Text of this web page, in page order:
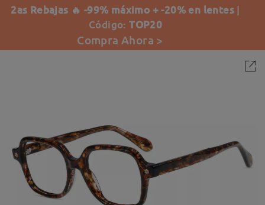
2as Rebajas 🔥 -99% máximo + -20% en lentes |
Código:TOP20
Compra Ahora >